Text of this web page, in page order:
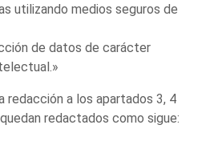
utilizando medios seguros de
de datos de carácter
a los apartados 3, 4
redactados como sigue: